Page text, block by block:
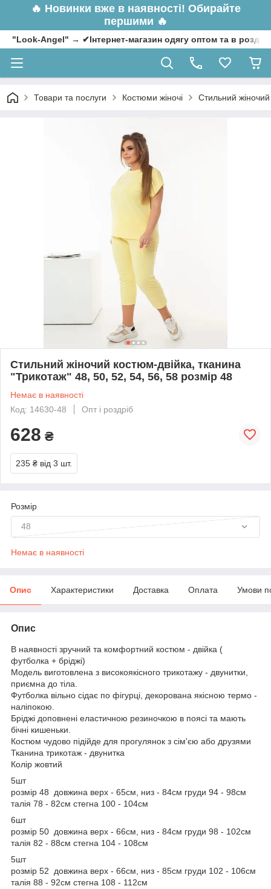
🔥 Новинки вже в наявності! Обирайте
першими 🔥
"Look-Angel" → ✔Інтернет-магазин одягу оптом та в
Товари та послуги Костюми жіночі Стильний
Стильний жіночий костюм-двійка, тканина
"Трикотаж" 48, 50, 52, 54, 56, 58 розмір 48
Немає в наявності
Код: 14630-48
Опт і роздріб
628 ₴
235 ₴ від 3 шт.
Розмір
48
Немає в наявності
Опис Характеристики Доставка Оплата Умови
Опис
В наявності зручний та комфортний костюм - двійка (
футболка + бріджі)
Модель виготовлена з високоякісного трикотажу - двунитки,
приємна до тіла.
Футболка вільно сідає по фігурці, декорована якісною термо -
наліпокою.
Бріджі доповнені еластичною резиночкою в поясі та мають
бічні кишеньки.
Костюм чудово підійде для прогулянок з сім'єю або друзями
Тканина трикотаж - двунитка
Колір жовтий
5шт
розмір 48 довжина верх - 65см, низ - 84см груди 94 - 98см
талія 78 - 82см стегна 100 - 104см
6шт
розмір 50 довжина верх - 66см, низ - 84см груди 98 - 102см
талія 82 - 88см стегна 104 - 108см
5шт
розмір 52 довжина верх - 66см, низ - 85см груди 102 - 106см
талія 88 - 92см стегна 108 - 112см